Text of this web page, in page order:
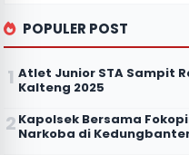
POPULER POST
Atlet Junior STA Sampit
Kalteng 2025
Kapolsek Bersama
Narkoba di